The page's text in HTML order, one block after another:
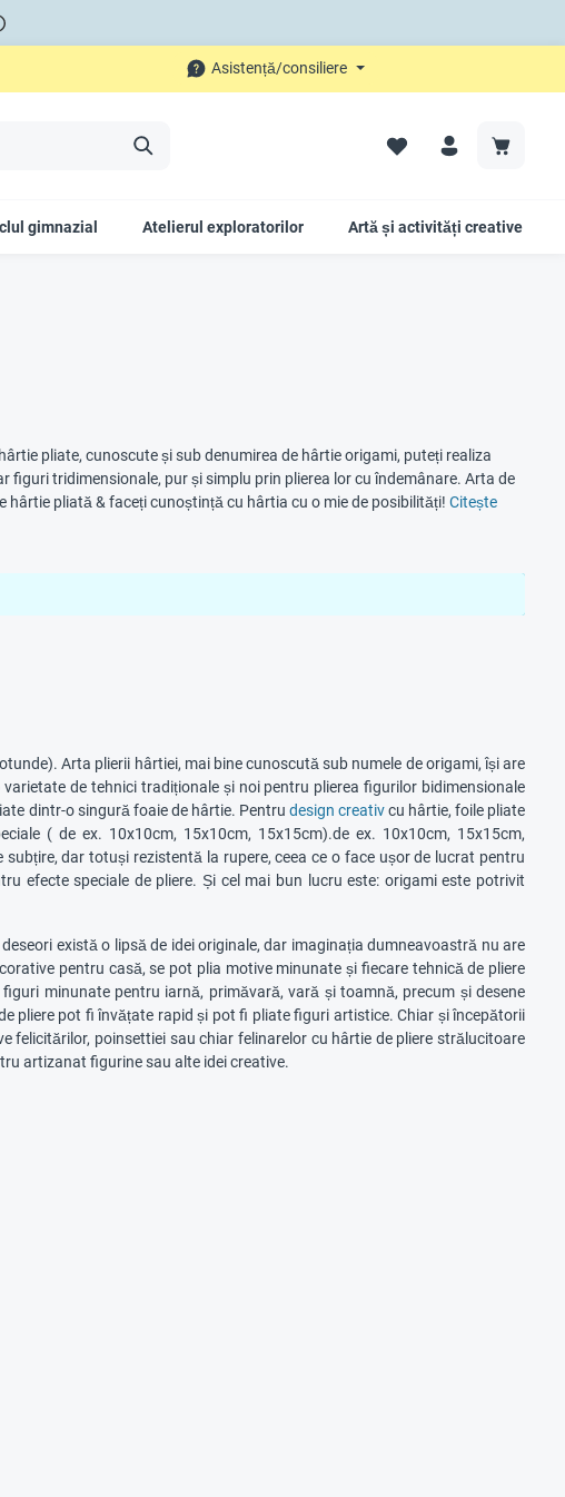
Asistență/consiliere
gimnazial Atelierul exploratorilor Artă și activități creative
pliate, cunoscute și sub denumirea de hârtie origami, puteți realiza
figuri tridimensionale, pur și simplu prin plierea lor cu îndemânare. Arta de
pliată & faceți cunoștință cu hârtia cu o mie de posibilități! Citește
Arta plierii hârtiei, mai bine cunoscută sub numele de origami, își are
de tehnici tradiționale și noi pentru plierea figurilor bidimensionale
dintr-o singură foaie de hârtie. Pentru design creativcu hârtie, foile pliate
( de ex. 10x10cm, 15x10cm, 15x15cm).de ex. 10x10cm, 15x15cm,
dar totuși rezistentă la rupere, ceea ce o face ușor de lucrat pentru
efecte speciale de pliere. Și cel mai bun lucru este: origami este potrivit
deseori există o lipsă de idei originale, dar imaginația dumneavoastră nu are
pentru casă, se pot plia motive minunate și fiecare tehnică de pliere
minunate pentru iarnă, primăvară, vară și toamnă, precum și desene
pliere pot fi învățate rapid și pot fi pliate figuri artistice. Chiar și începătorii
felicitărilor, poinsettiei sau chiar felinarelor cu hârtie de pliere strălucitoare
artizanat figurine sau alte idei creative.